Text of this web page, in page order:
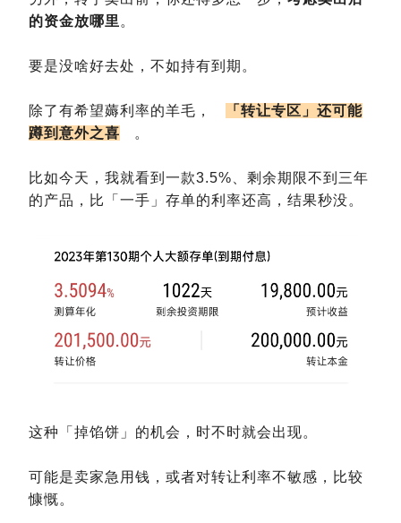
的资金放哪里 。
要是没啥好去处，不如持有到期。
除了有希望薅利率的羊毛，
「转让专区」还可能
蹲到意外之喜
。
比如今天，我就看到一款3.5%、剩余期限不到三年
的产品，比「一手」存单的利率还高，结果秒没。
这种「掉馅饼」的机会，时不时就会出现。
可能是卖家急用钱，或者对转让利率不敏感，比较
慷慨。